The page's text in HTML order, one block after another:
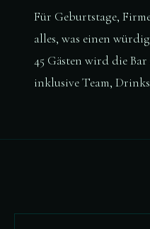
Für Geburtstage,
alles, was einen
45 Gästen wird die
inklusive Team,